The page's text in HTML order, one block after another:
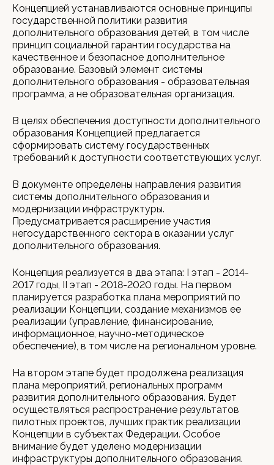
Концепцией устанавливаются основные принципы
государственной политики развития
дополнительного образования детей, в том числе
принцип социальной гарантии государства на
качественное и безопасное дополнительное
образование. Базовый элемент системы
дополнительного образования - образовательная
программа, а не образовательная организация.
В целях обеспечения доступности дополнительного
образования Концепцией предлагается
сформировать систему государственных
требований к доступности соответствующих услуг.
В документе определены направления развития
системы дополнительного образования и
модернизации инфраструктуры.
Предусматривается расширение участия
негосударственного сектора в оказании услуг
дополнительного образования.
Концепция реализуется в два этапа: I этап - 2014-
2017 годы, II этап - 2018-2020 годы. На первом
планируется разработка плана мероприятий по
реализации Концепции, создание механизмов ее
реализации (управление, финансирование,
информационное, научно-методическое
обеспечение), в том числе на региональном уровне.
На втором этапе будет продолжена реализация
плана мероприятий, региональных программ
развития дополнительного образования. Будет
осуществляться распространение результатов
пилотных проектов, лучших практик реализации
Концепции в субъектах Федерации. Особое
внимание будет уделено модернизации
инфраструктуры дополнительного образования.